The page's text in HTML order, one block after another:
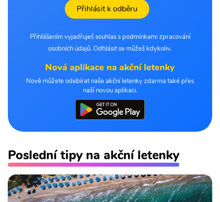
Přihlásit k odběru
Přihlášením vyjadřuješ souhlas s podmínkami zpracování
osobních údajů. Odhlásit se můžeš kdykoliv.
Nová aplikace na akční letenky
Nově můžete odebírat naše akční letenky zdarma také přes
naší novou aplikaci.
Poslední tipy na akční letenky